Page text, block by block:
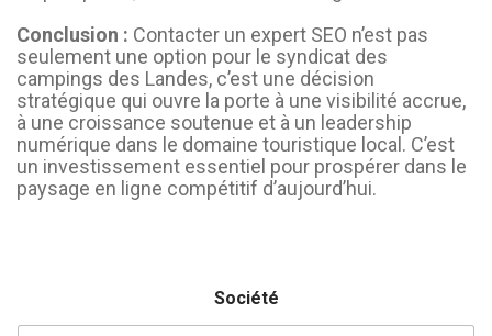
Conclusion : Contacter un expert SEO n’est pas
seulement une option pour le syndicat des
campings des Landes, c’est une décision
stratégique qui ouvre la porte à une visibilité accrue,
à une croissance soutenue et à un leadership
numérique dans le domaine touristique local. C’est
un investissement essentiel pour prospérer dans le
paysage en ligne compétitif d’aujourd’hui.
Société